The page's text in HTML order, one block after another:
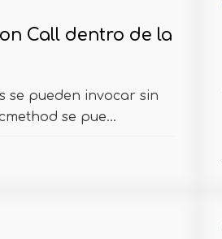
Call dentro de la
se pueden invocar sin
se pue...